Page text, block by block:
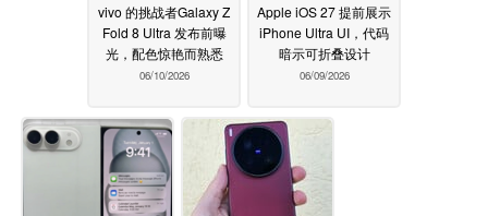
vivo 的挑战者Galaxy Z
Fold 8 Ultra 发布前曝
光，配色惊艳而熟悉
06/10/2026
Apple iOS 27 提前展示
iPhone Ultra UI，代码
暗示可折叠设计
06/09/2026